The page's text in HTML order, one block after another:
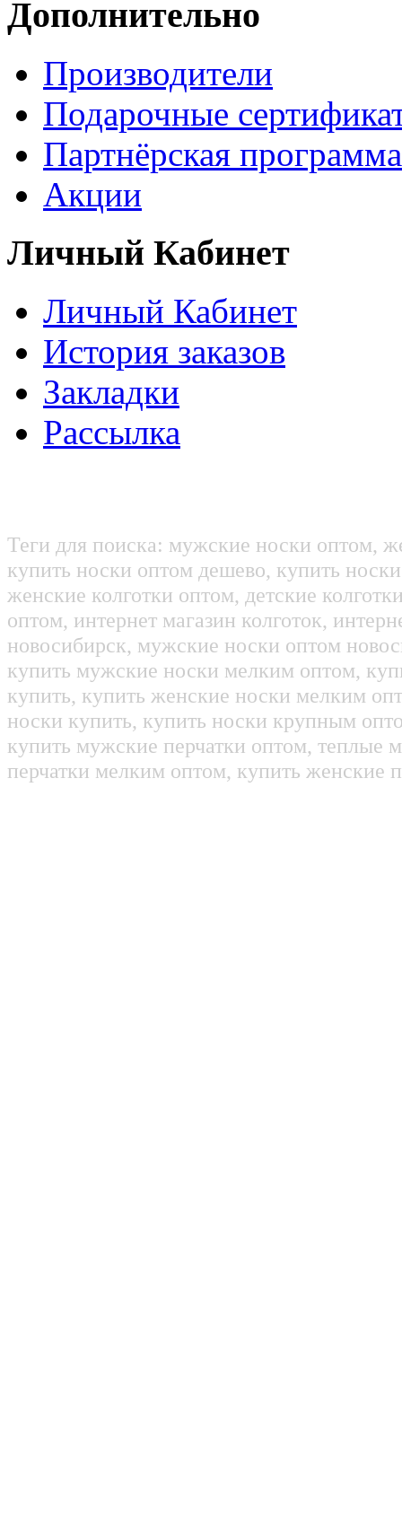
Дополнительно
Производители
Подарочные
Партнёрская программа
Акции
Личный Кабинет
Личный Кабинет
История заказов
Закладки
Рассылка
Теги для поиска: мужские носки оптом,
купить носки оптом дешево, купить
женские колготки оптом, детские
оптом, интернет магазин колготок,
новосибирск, мужские носки оптом
купить мужские носки мелким оптом,
купить, купить женские носки мелким
носки купить, купить носки крупным
купить мужские перчатки оптом, теплые
перчатки мелким оптом, купить женские